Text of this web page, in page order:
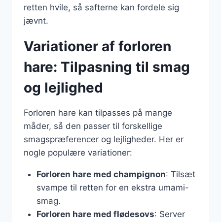
retten hvile, så safterne kan fordele sig
jævnt.
Variationer af forloren
hare: Tilpasning til smag
og lejlighed
Forloren hare kan tilpasses på mange
måder, så den passer til forskellige
smagspræferencer og lejligheder. Her er
nogle populære variationer:
Forloren hare med champignon: Tilsæt
svampe til retten for en ekstra umami-
smag.
Forloren hare med flødesovs: Server